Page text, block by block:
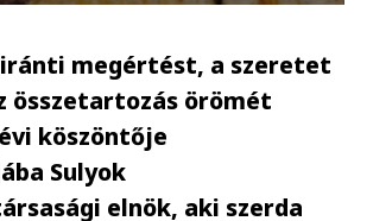
iránti megértést, a szeretet
összetartozás örömét
köszöntője
Sulyok
elnök, aki szerda